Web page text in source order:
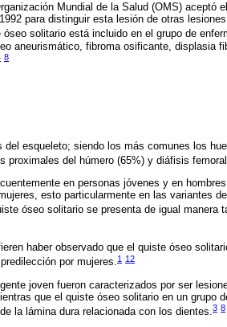
Mundial de la Salud (OMS) aceptó
para distinguir esta lesión de otras
solitario está incluido en el grupo de
aneurismático, fibroma osificante, displasia
8
esqueleto; siendo los más comunes los
proximales del húmero (65%) y diáfisis
en personas jóvenes y en
esto particularmente en las variantes
óseo solitario se presenta de igual manera
haber observado que el quiste óseo
por mujeres.1 12
joven fueron caracterizados por ser
que el quiste óseo solitario en un grupo
la lámina dura relacionada con los dientes.3 8